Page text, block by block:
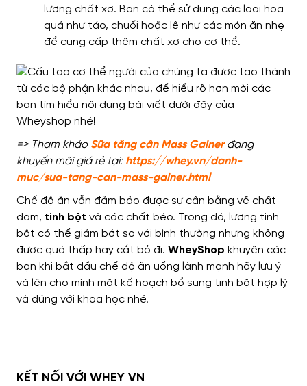
lượng chất xơ. Bạn có thể sử dụng các loại hoa
quả như táo, chuối hoặc lê như các món ăn nhẹ
để cung cấp thêm chất xơ cho cơ thể.
=> Tham khảo Sữa tăng cân Mass Gainerđang
khuyến mãi giá rẻ tại: https://whey.vn/danh-
muc/sua-tang-can-mass-gainer.html
Chế độ ăn vẫn đảm bảo được sự cân bằng về chất
đạm, tinh bột và các chất béo. Trong đó, lượng tinh
bột có thể giảm bớt so với bình thường nhưng không
được quá thấp hay cắt bỏ đi. WheyShop khuyên các
bạn khi bắt đầu chế độ ăn uống lành mạnh hãy lưu ý
và lên cho mình một kế hoạch bổ sung tinh bột hợp lý
và đúng với khoa học nhé.
KẾT NỐI VỚI WHEY VN